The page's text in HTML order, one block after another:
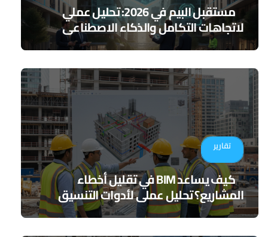
مستقبل البيم في 2026: تحليل عملي
لاتجاهات التكامل والذكاء الاصطناعي
تقارير
كيف يساعد BIM في تقليل أخطاء
المشاريع؟ تحليل عملي لأدوات التنسيق
الرقمي